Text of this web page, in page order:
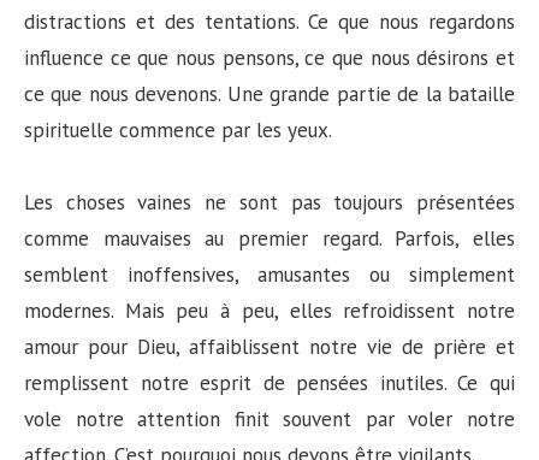
distractions et des tentations. Ce que nous regardons
influence ce que nous pensons, ce que nous désirons et
ce que nous devenons. Une grande partie de la bataille
spirituelle commence par les yeux.
Les choses vaines ne sont pas toujours présentées
comme mauvaises au premier regard. Parfois, elles
semblent inoffensives, amusantes ou simplement
modernes. Mais peu à peu, elles refroidissent notre
amour pour Dieu, affaiblissent notre vie de prière et
remplissent notre esprit de pensées inutiles. Ce qui
vole notre attention finit souvent par voler notre
affection. C’est pourquoi nous devons être vigilants.